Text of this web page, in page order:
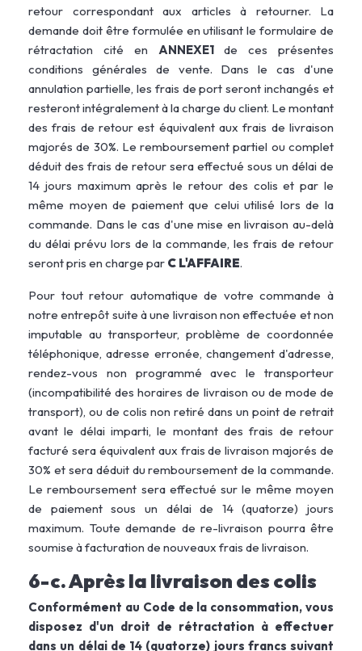
retour correspondant aux articles à retourner. La
demande doit être formulée en utilisant le formulaire de
rétractation cité en ANNEXE1de ces présentes
conditions générales de vente. Dans le cas d'une
annulation partielle, les frais de port seront inchangés et
resteront intégralement à la charge du client. Le montant
des frais de retour est équivalent aux frais de livraison
majorés de 30%. Le remboursement partiel ou complet
déduit des frais de retour sera effectué sous un délai de
14 jours maximum après le retour des colis et par le
même moyen de paiement que celui utilisé lors de la
commande. Dans le cas d'une mise en livraison au-delà
du délai prévu lors de la commande, les frais de retour
seront pris en charge par C L'AFFAIRE.
Pour tout retour automatique de votre commande à
notre entrepôt suite à une livraison non effectuée et non
imputable au transporteur, problème de coordonnée
téléphonique, adresse erronée, changement d'adresse,
rendez-vous non programmé avec le transporteur
(incompatibilité des horaires de livraison ou de mode de
transport), ou de colis non retiré dans un point de retrait
avant le délai imparti, le montant des frais de retour
facturé sera équivalent aux frais de livraison majorés de
30% et sera déduit du remboursement de la commande.
Le remboursement sera effectué sur le même moyen
de paiement sous un délai de 14 (quatorze) jours
maximum. Toute demande de re-livraison pourra être
soumise à facturation de nouveaux frais de livraison.
6-c. Après la livraison des colis
Conformément au Code de la consommation, vous
disposez d'un droit de rétractation à effectuer
dans un délai de 14 (quatorze) jours francs suivant